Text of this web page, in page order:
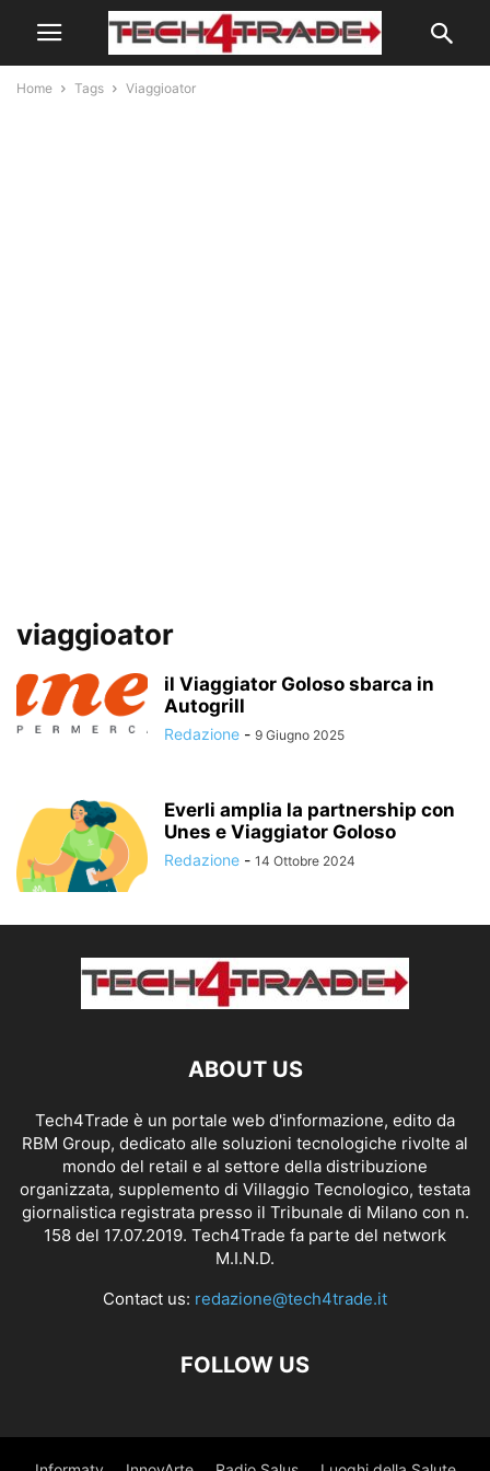
Home Tags Viaggioator
viaggioator
il Viaggiator Goloso sbarca in
Autogrill
Redazione - 9 Giugno 2025
Everli amplia la partnership con
Unes e Viaggiator Goloso
Redazione - 14 Ottobre 2024
ABOUT US
Tech4Trade è un portale web d'informazione, edito da
RBM Group, dedicato alle soluzioni tecnologiche rivolte al
mondo del retail e al settore della distribuzione
organizzata, supplemento di Villaggio Tecnologico, testata
giornalistica registrata presso il Tribunale di Milano con n.
158 del 17.07.2019. Tech4Trade fa parte del network
M.I.N.D.
Contact us: redazione@tech4trade.it
FOLLOW US